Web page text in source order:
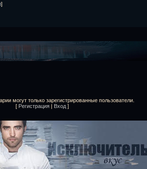
]
могут только зарегистрированные пользователи.
[ Регистрация | Вход ]